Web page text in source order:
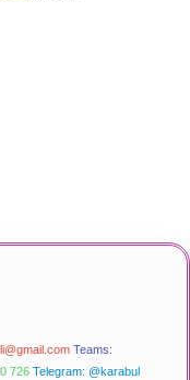
Teams:
726 Telegram: @karabul